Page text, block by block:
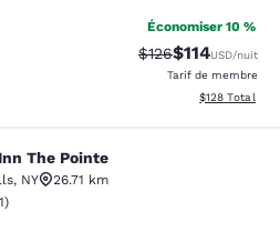
Économiser 10 %
Tarif barré :
$126Tarif réduit :
$114USD/nuit
Tarif de membre
Afficher les
$128 Total
Pointe
The Pointe
, NY
26.71 km
4331 commentaires
)